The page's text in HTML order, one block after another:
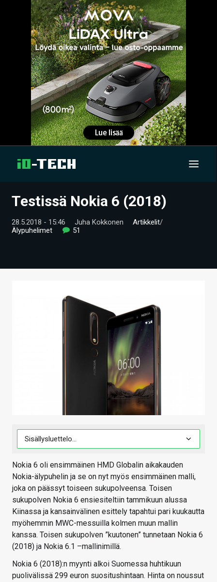
UUTISET
ARTIKKELIT
TECHBBS
Testissä Nokia 6 (2018)
28.5.2018 - 15:46 Juha Kokkonen Artikkelit/
Älypuhelimet
51
Nokia 6 oli ensimmäinen HMD Globalin aikakauden
Nokia-älypuhelin ja se on nyt myös ensimmäinen malli,
joka on päässyt toiseen sukupolveensa. Toisen
sukupolven Nokia 6 ensiesiteltiin tammikuun alussa
Kiinassa ja kansainvälinen esittely tapahtui pari kuukautta
myöhemmin MWC-messuilla kolmen muun mallin
kanssa. Toisen sukupolven ”kuutonen” tunnetaan Nokia 6
(2018) ja Nokia 6.1 –mallinimillä.
Nokia 6 (2018):n myynti alkoi Suomessa huhtikuun
puolivälissä 299 euron suositushintaan. Hinta on noussut